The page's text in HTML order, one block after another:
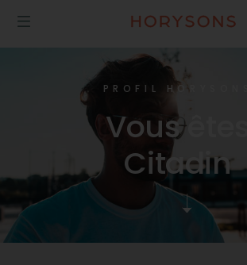
PROFIL HORYSONS
Vous êtes
Citadin